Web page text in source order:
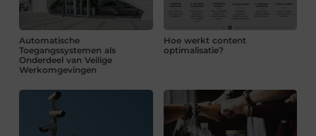
Automatische
Toegangssystemen als
Onderdeel van Veilige
Werkomgevingen
Hoe werkt content
optimalisatie?